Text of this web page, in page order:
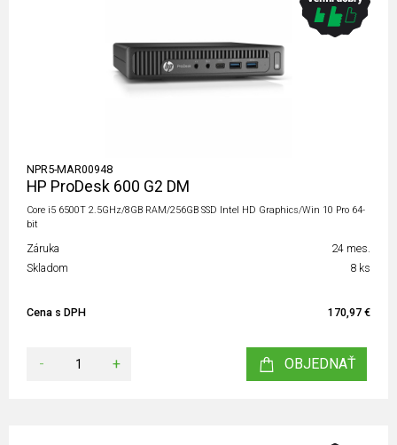
NPR5-MAR00948
HP ProDesk 600 G2 DM
Core i5 6500T 2.5GHz/8GB RAM/256GB SSD Intel HD Graphics/Win 10 Pro 64-
bit
Záruka
24 mes.
Skladom
8 ks
Cena s DPH 170,97 €
- + OBJEDNAŤ